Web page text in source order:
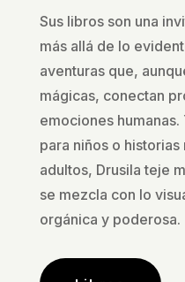
Sus libros son una
más allá de lo
aventuras que,
mágicas, conectan
emociones
para niños o
adultos, Drusila teje
se mezcla con lo
orgánica y poderosa.